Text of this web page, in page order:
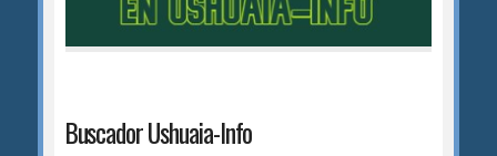
Buscador Ushuaia-Info